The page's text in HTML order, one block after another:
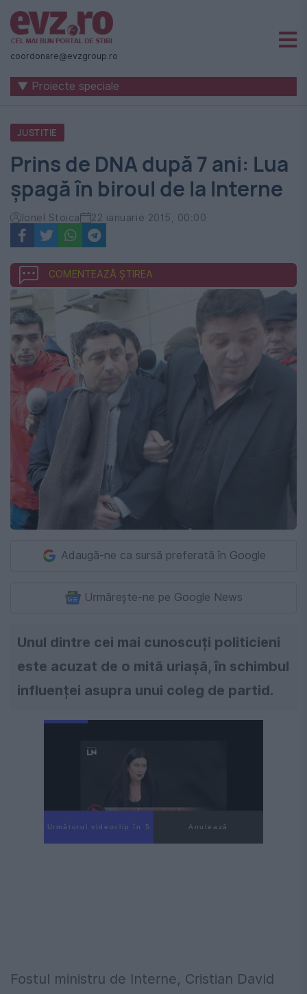
Știri
naționale
internaționale
România
-
Evenimentul
Zilei
coordonare@evzgroup.ro
▼ Proiecte speciale
JUSTITIE
Prins de DNA după 7 ani: Lua
șpagă în biroul de la Interne
Ionel Stoica 22 ianuarie 2015, 00:00
COMENTEAZĂ ȘTIREA
Adaugă-ne ca sursă preferată în Google
Urmărește-ne pe Google News
Unul dintre cei mai cunoscuți politicieni
este acuzat de o mită uriașă, în schimbul
influenței asupra unui coleg de partid.
Următorul videoclip în 4 Anulează
Fostul ministru de Interne, Cristian David